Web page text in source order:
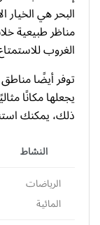
مناظر طبيعية
الغروب
توفر أيضًا
يجعلها مكانًا
ذلك، يمكنك
النشاط
الرياضات
المائية